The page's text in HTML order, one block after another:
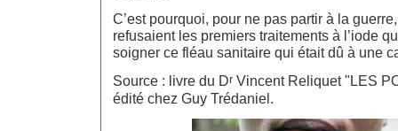
C’est pourquoi, pour ne pas partir à la
refusaient les premiers traitements à l’iode
soigner ce fléau sanitaire qui était dû à une
Source : livre du Dr Vincent Reliquet "LES
édité chez Guy Trédaniel.